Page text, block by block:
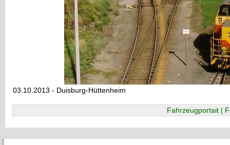
03.10.2013 - Duisburg-Hüttenheim
Fahrzeugportait |